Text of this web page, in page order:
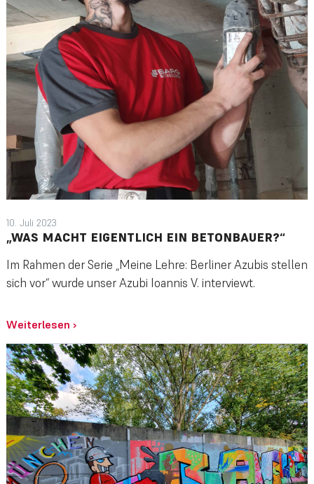
10. Juli 2023
„WAS MACHT EIGENTLICH EIN BETONBAUER?“
Im Rahmen der Serie „Meine Lehre: Berliner Azubis stellen
sich vor“ wurde unser Azubi Ioannis V. interviewt.
Weiterlesen ›